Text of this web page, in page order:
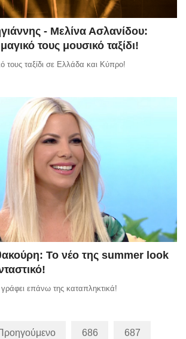
- Μελίνα Ασλανίδου:
τους μουσικό ταξίδι!
τους ταξίδι σε Ελλάδα και Κύπρο!
Το νέο της summer look
επάνω της καταπληκτικά!
686 687